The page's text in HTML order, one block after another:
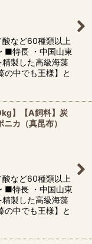
酸など60種類以上
■特長 ・中国山東
製した高級海藻
の中でも王様】と
】【A飼料】炭
カ（真昆布）
酸など60種類以上
■特長 ・中国山東
製した高級海藻
の中でも王様】と